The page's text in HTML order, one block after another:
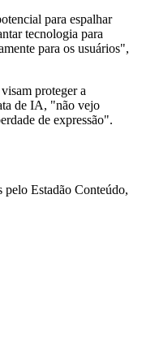
para espalhar
tecnologia para
para os usuários",
proteger a
de IA, "não vejo
de expressão".
pelo Estadão Conteúdo,